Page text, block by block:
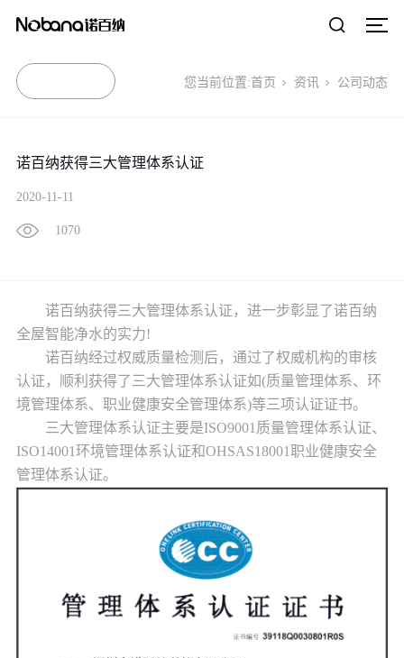
您当前位置:首页 资讯 公司动态
诺百纳获得三大管理体系认证
2020-11-11
1070
诺百纳获得三大管理体系认证，进一步彰显了诺百纳
全屋智能净水的实力!
诺百纳经过权威质量检测后，通过了权威机构的审核
认证，顺利获得了三大管理体系认证如(质量管理体系、环
境管理体系、职业健康安全管理体系)等三项认证证书。
三大管理体系认证主要是ISO9001质量管理体系认证、
ISO14001环境管理体系认证和OHSAS18001职业健康安全
管理体系认证。